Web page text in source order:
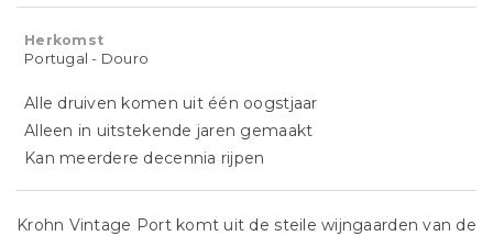
Herkomst
Portugal - Douro
Alle druiven komen uit één oogstjaar
Alleen in uitstekende jaren gemaakt
Kan meerdere decennia rijpen
Krohn Vintage Port komt uit de steile wijngaarden van de